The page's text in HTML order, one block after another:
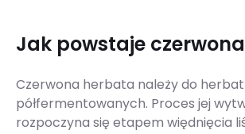
Jak powstaje
Czerwona herbata należy do herbat
półfermentowanych. Proces jej
rozpoczyna się etapem więdnięcia